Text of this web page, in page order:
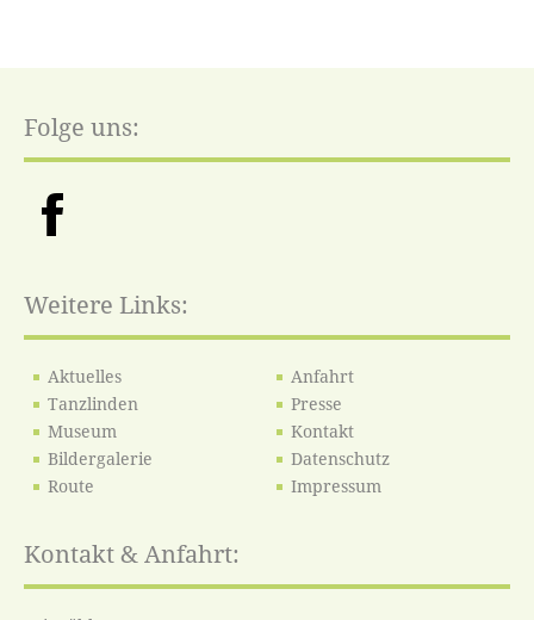
Folge uns:
Weitere Links:
Aktuelles
Tanzlinden
Museum
Bildergalerie
Route
Anfahrt
Presse
Kontakt
Datenschutz
Impressum
Kontakt & Anfahrt: